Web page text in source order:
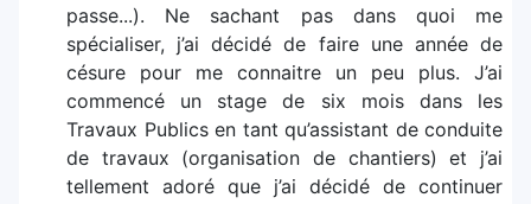
passe...). Ne sachant pas dans quoi me
spécialiser, j’ai décidé de faire une année de
césure pour me connaitre un peu plus. J’ai
commencé un stage de six mois dans les
Travaux Publics en tant qu’assistant de conduite
de travaux (organisation de chantiers) et j’ai
tellement adoré que j’ai décidé de continuer